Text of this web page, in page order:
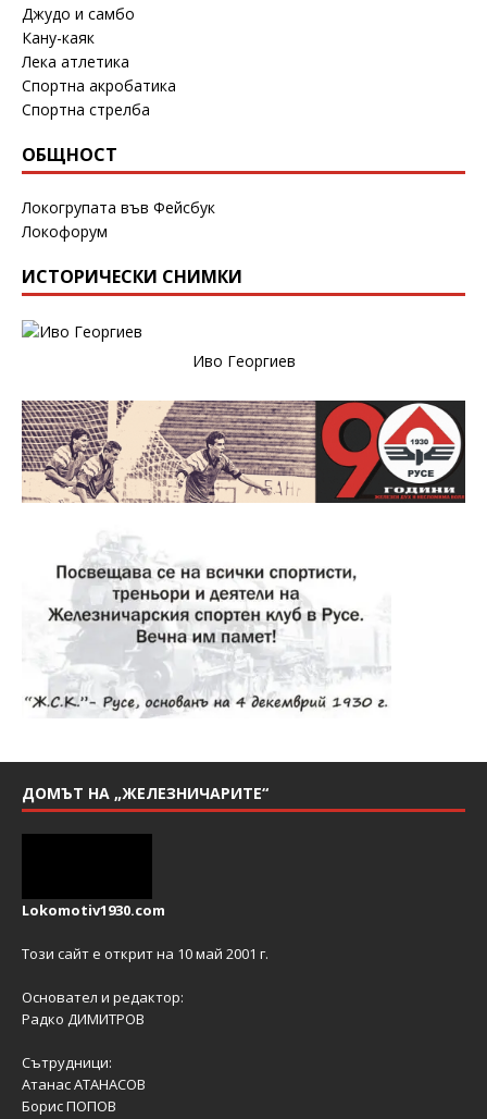
Джудо и самбо
Кану-каяк
Лека атлетика
Спортна акробатика
Спортна стрелба
ОБЩНОСТ
Локогрупата във Фейсбук
Локофорум
ИСТОРИЧЕСКИ СНИМКИ
Иво Георгиев
ДОМЪТ НА „ЖЕЛЕЗНИЧАРИТЕ“
Lokomotiv1930.com
Този сайт е открит на 10 май 2001 г.
Основател и редактор:
Радко ДИМИТРОВ
Сътрудници:
Атанас АТАНАСОВ
Борис ПОПОВ